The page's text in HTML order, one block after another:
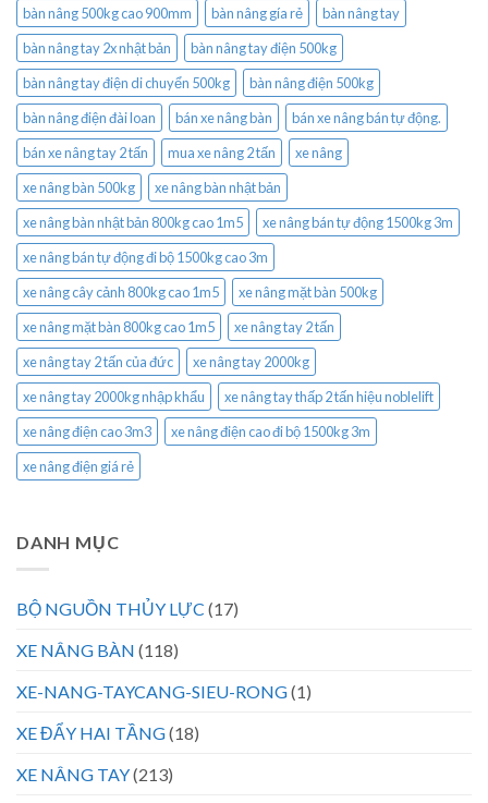
bàn nâng 500kg cao 900mm bàn nâng gía rẻ
bàn nâng tay
bàn nâng tay 2x nhật bản
bàn nâng tay điện 500kg
bàn nâng tay điện di chuyển 500kg
bàn nâng điện 500kg
bàn nâng điện đài loan
bán xe nâng bàn
bán xe nâng bán tự động.
bán xe nâng tay 2 tấn
mua xe nâng 2 tấn
xe nâng
xe nâng bàn 500kg
xe nâng bàn nhật bản
xe nâng bàn nhật bản 800kg cao 1m5
xe nâng bán tự động 1500kg 3m
xe nâng bán tự động đi bộ 1500kg cao 3m
xe nâng cây cảnh 800kg cao 1m5
xe nâng mặt bàn 500kg
xe nâng mặt bàn 800kg cao 1m5
xe nâng tay 2 tấn
xe nâng tay 2 tấn của đức
xe nâng tay 2000kg
xe nâng tay 2000kg nhập khẩu
xe nâng tay thấp 2 tấn hiệu noblelift
xe nâng điện cao 3m3
xe nâng điện cao đi bộ 1500kg 3m
xe nâng điện giá rẻ
DANH MỤC
BỘ NGUỒN THỦY LỰC (17)
XE NÂNG BÀN (118)
XE-NANG-TAYCANG-SIEU-RONG(1)
XE ĐẨY HAI TẦNG(18)
XE NÂNG TAY(213)